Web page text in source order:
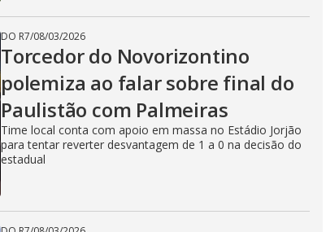
DO R7/08/03/2026
Torcedor do Novorizontino
polemiza ao falar sobre final do
Paulistão com Palmeiras
Time local conta com apoio em massa no Estádio Jorjão
para tentar reverter desvantagem de 1 a 0 na decisão do
estadual